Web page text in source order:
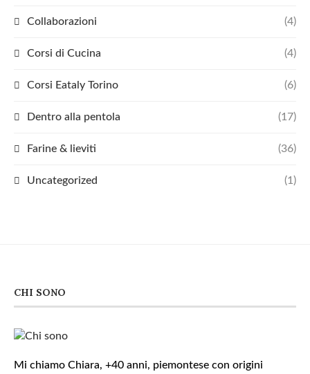
Collaborazioni (4)
Corsi di Cucina (4)
Corsi Eataly Torino (6)
Dentro alla pentola (17)
Farine & lieviti (36)
Uncategorized (1)
CHI SONO
Mi chiamo Chiara, +40 anni, piemontese con origini